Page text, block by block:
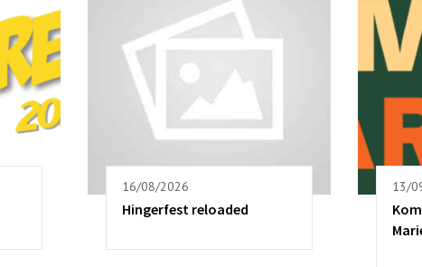
16/08/2026
Hingerfest reloaded
13/